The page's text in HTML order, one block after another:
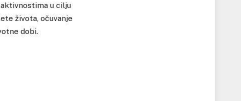
u cilju
života, očuvanje
dobi.